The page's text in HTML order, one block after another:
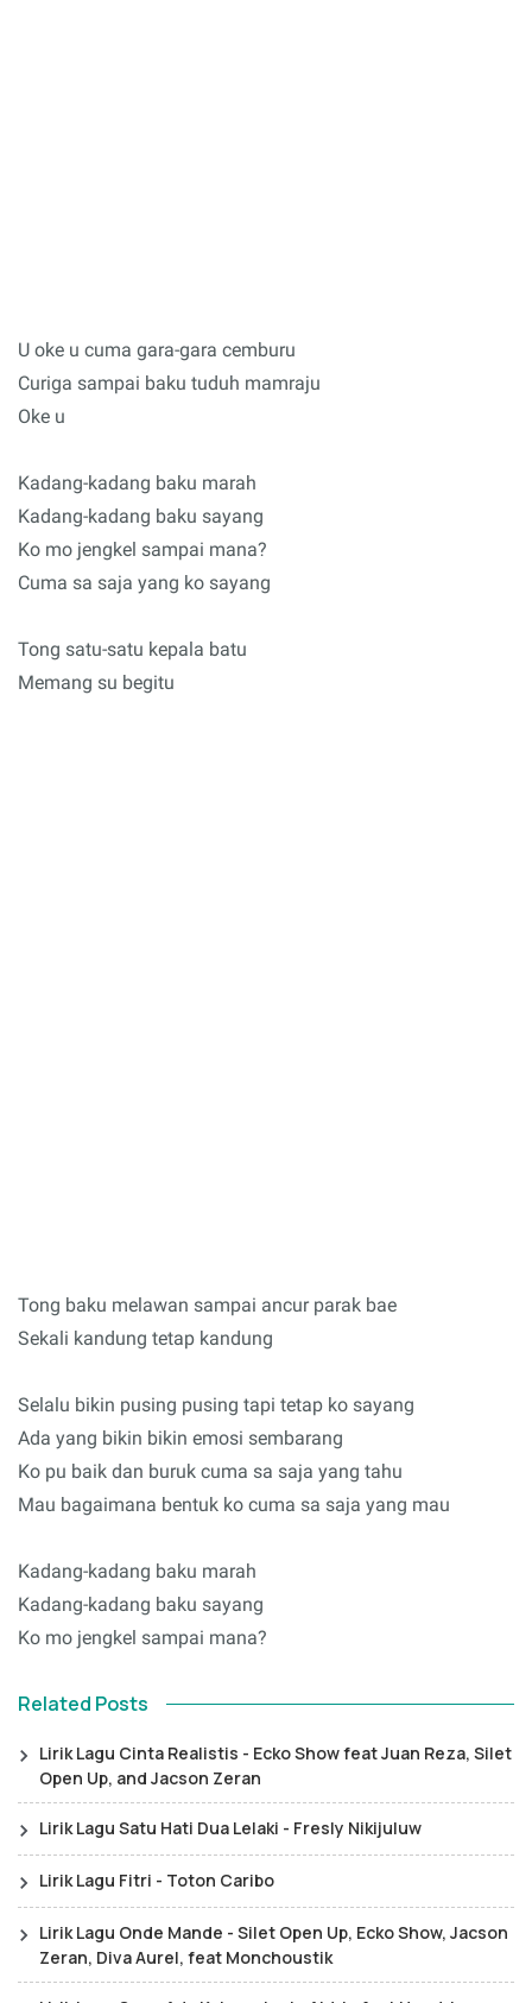
U oke u cuma gara-gara cemburu
Curiga sampai baku tuduh mamraju
Oke u
Kadang-kadang baku marah
Kadang-kadang baku sayang
Ko mo jengkel sampai mana?
Cuma sa saja yang ko sayang
Tong satu-satu kepala batu
Memang su begitu
Tong baku melawan sampai ancur parak bae
Sekali kandung tetap kandung
Selalu bikin pusing pusing tapi tetap ko sayang
Ada yang bikin bikin emosi sembarang
Ko pu baik dan buruk cuma sa saja yang tahu
Mau bagaimana bentuk ko cuma sa saja yang mau
Kadang-kadang baku marah
Kadang-kadang baku sayang
Ko mo jengkel sampai mana?
Related Posts
Lirik Lagu Cinta Realistis - Ecko Show feat Juan Reza, Silet
Open Up, and Jacson Zeran
Lirik Lagu Satu Hati Dua Lelaki - Fresly Nikijuluw
Lirik Lagu Fitri - Toton Caribo
Lirik Lagu Onde Mande - Silet Open Up, Ecko Show, Jacson
Zeran, Diva Aurel, feat Monchoustik